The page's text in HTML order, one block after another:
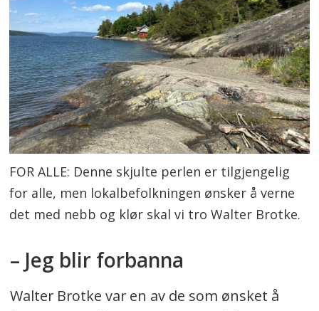
FOR ALLE: Denne skjulte perlen er tilgjengelig
for alle, men lokalbefolkningen ønsker å verne
det med nebb og klør skal vi tro Walter Brotke.
– Jeg blir forbanna
Walter Brotke var en av de som ønsket å